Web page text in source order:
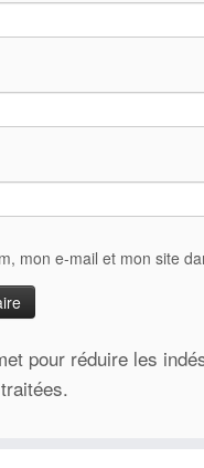
mon e-mail et mon site
pour réduire les
.